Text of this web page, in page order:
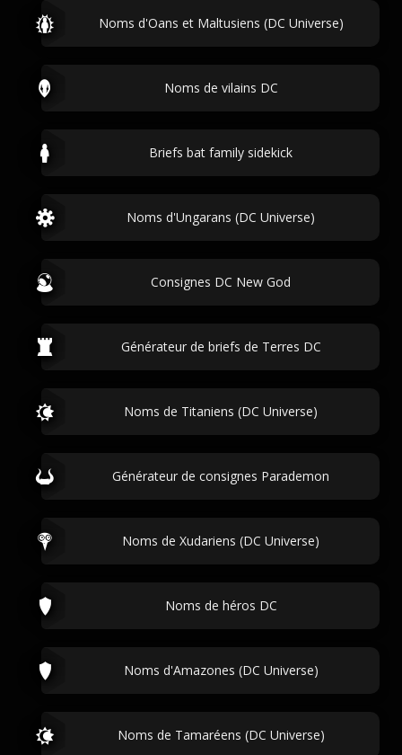
Noms d'Oans et Maltusiens (DC Universe)
Noms de vilains DC
Briefs bat family sidekick
Noms d'Ungarans (DC Universe)
Consignes DC New God
Générateur de briefs de Terres DC
Noms de Titaniens (DC Universe)
Générateur de consignes Parademon
Noms de Xudariens (DC Universe)
Noms de héros DC
Noms d'Amazones (DC Universe)
Noms de Tamaréens (DC Universe)